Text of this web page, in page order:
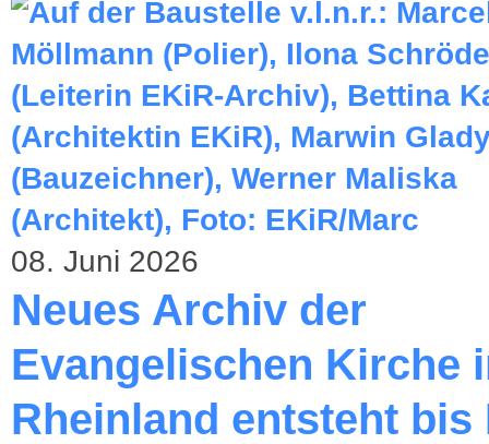
08. Juni 2026
Neues Archiv der
Evangelischen Kirche
Rheinland entsteht bis